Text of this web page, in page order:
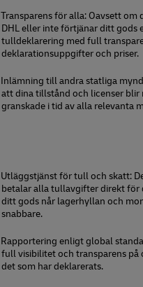
Transparens för alla: Oavsett om
DHL eller inte förtjänar ditt
tulldeklarering med full
deklarationsuppgifter och priser.
Inlämning till andra statliga
att dina tillstånd och licenser blir
granskade i tid av alla relevanta
Utläggstjänst för tull och skatt:
betalar alla tullavgifter direkt för
ditt gods når lagerhyllan och
snabbare.
Rapportering enligt global
full visibilitet och transparens på
det som har deklarerats.